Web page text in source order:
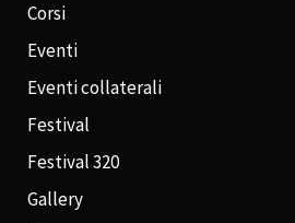
Corsi
Eventi
Eventi collaterali
Festival
Festival 320
Gallery